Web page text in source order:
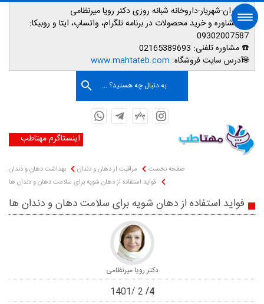
📌تهران-شهریار-داروخانه شبانه روزی دکتر رویا میرنظامی
📱مشاوره و خرید محصولات در برنامه تلگرام، واتساپ، ایتا و روبیکا:
09302007587
☎️ مشاوره تلفنی:
🌐آدرس سایت فروشگاه: www.mahtateb.com
به دنبال چه هستید؟ ...
اینستاگرم مهتاطب
صفحه نخست مراقبت از دهان و دندان
بهداشت دهان و دندان
فواید استفاده از دهان شویه برای سلامت دهان و دندان ها
فواید استفاده از دهان شویه برای سلامت دهان و دندان ها
دکتر رویا میرنظامی
4
2
1401